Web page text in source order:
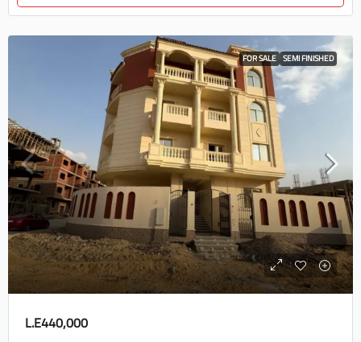
FOR SALE SEMI FINISHED
L.E440,000